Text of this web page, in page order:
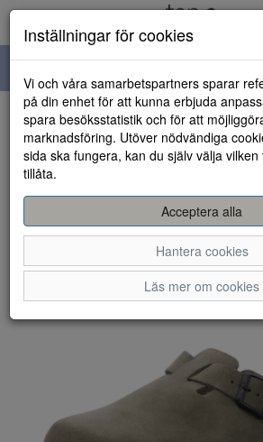
navigation
HEM
Inställningar för cookies
Vi och våra samarbetspartners sparar
på din enhet för att kunna erbjuda
spara besöksstatistik och för att
marknadsföring. Utöver nödvändiga
sida ska fungera, kan du själv välja
tillåta.
Acceptera alla
Hantera cookies
Läs mer om cookies